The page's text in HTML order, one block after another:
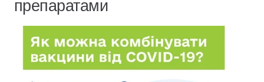
препаратами